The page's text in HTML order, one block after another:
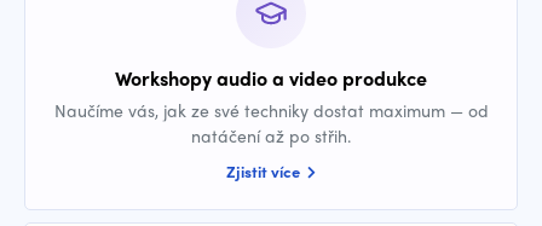
Workshopy audio a video produkce
Naučíme vás, jak ze své techniky dostat maximum — od
natáčení až po střih.
Zjistit více